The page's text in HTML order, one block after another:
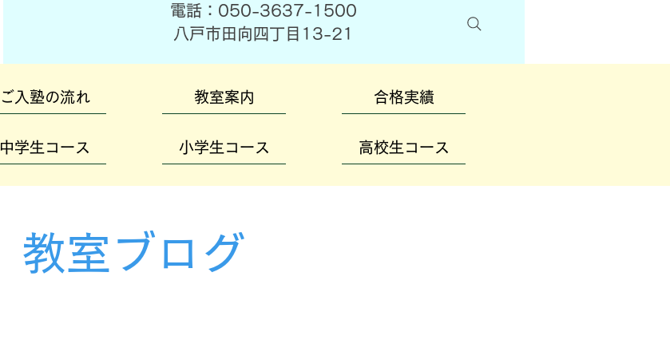
​電話：050-3637-1500
​八戸市田向四丁目13-21
ご入塾の流れ
中学生コース
教室案内
小学生コース
合格実績
高校生コース
教室ブログ